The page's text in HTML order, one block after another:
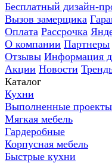
Бесплатный дизайн-
Вызов замерщика
Оплата Рассрочка
О компании Партнеры
Отзывы Информация
Акции Новости
Каталог
Кухни
Выполненные проекты
Мягкая мебель
Гардеробные
Корпусная мебель
Быстрые кухни